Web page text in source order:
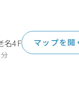
名4F
マップを開